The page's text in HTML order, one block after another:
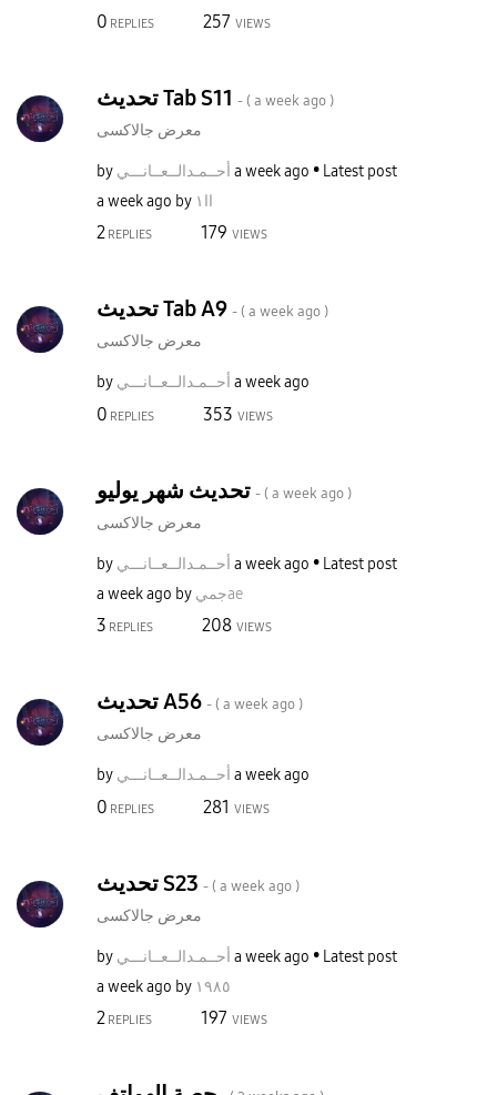
0 REPLIES 257 VIEWS
تحديث Tab S11 - ( a week ago )
معرض جالاكسى
by أحــمـدالــعــانـــي a week ago
Latest post
a week ago by اا١
2REPLIES 179 VIEWS
تحديث Tab A9 - ( a week ago )
معرض جالاكسى
by أحــمـدالــعــانـــي a week ago
0 REPLIES 353 VIEWS
تحديث شهر يوليو - ( a week ago )
معرض جالاكسى
by أحــمـدالــعــانـــي a week ago
Latest post
a week ago by جميae
3 REPLIES 208 VIEWS
تحديث A56 - ( a week ago )
معرض جالاكسى
by أحــمـدالــعــانـــي a week ago
0 REPLIES 281 VIEWS
تحديث S23 - ( a week ago )
معرض جالاكسى
by أحــمـدالــعــانـــي a week ago
Latest post
a week ago by ١٩٨٥
2REPLIES 197 VIEWS